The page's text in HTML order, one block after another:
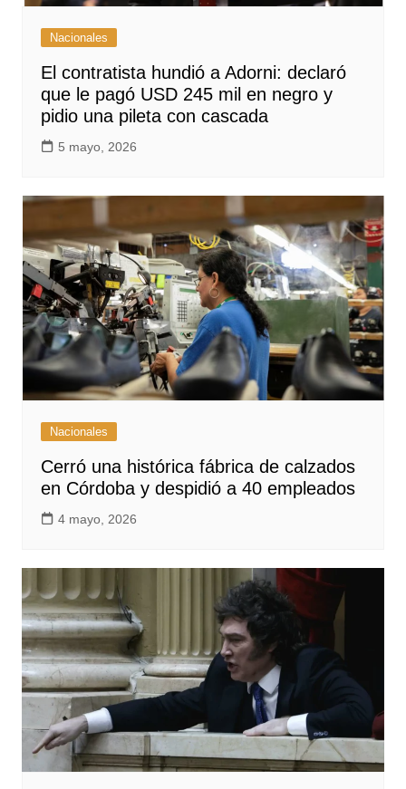
Nacionales
El contratista hundió a Adorni: declaró
que le pagó USD 245 mil en negro y
pidio una pileta con cascada
5 mayo, 2026
Nacionales
Cerró una histórica fábrica de calzados
en Córdoba y despidió a 40 empleados
4 mayo, 2026